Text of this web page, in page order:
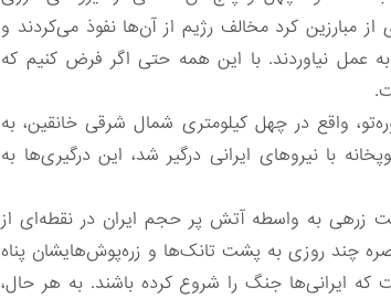
مبارزین کرد مخالف رژیم از آن‌ها نفوذ می‌کردند و
عمل نیاوردند. با این همه حتی اگر فرض کنیم که
واقع در چهل کیلومتری شمال شرقی خانقین، به
با نیروهای ایرانی درگیر شد، این درگیری‌ها به
زرهی به واسطه آتش پر حجم ایران در نقطه‌ای از
چند روزی به پشت تانک‌ها و زره‌پوش‌هایشان پناه
که ایرانی‌ها جنگ را شروع کرده باشند. به هر حال،